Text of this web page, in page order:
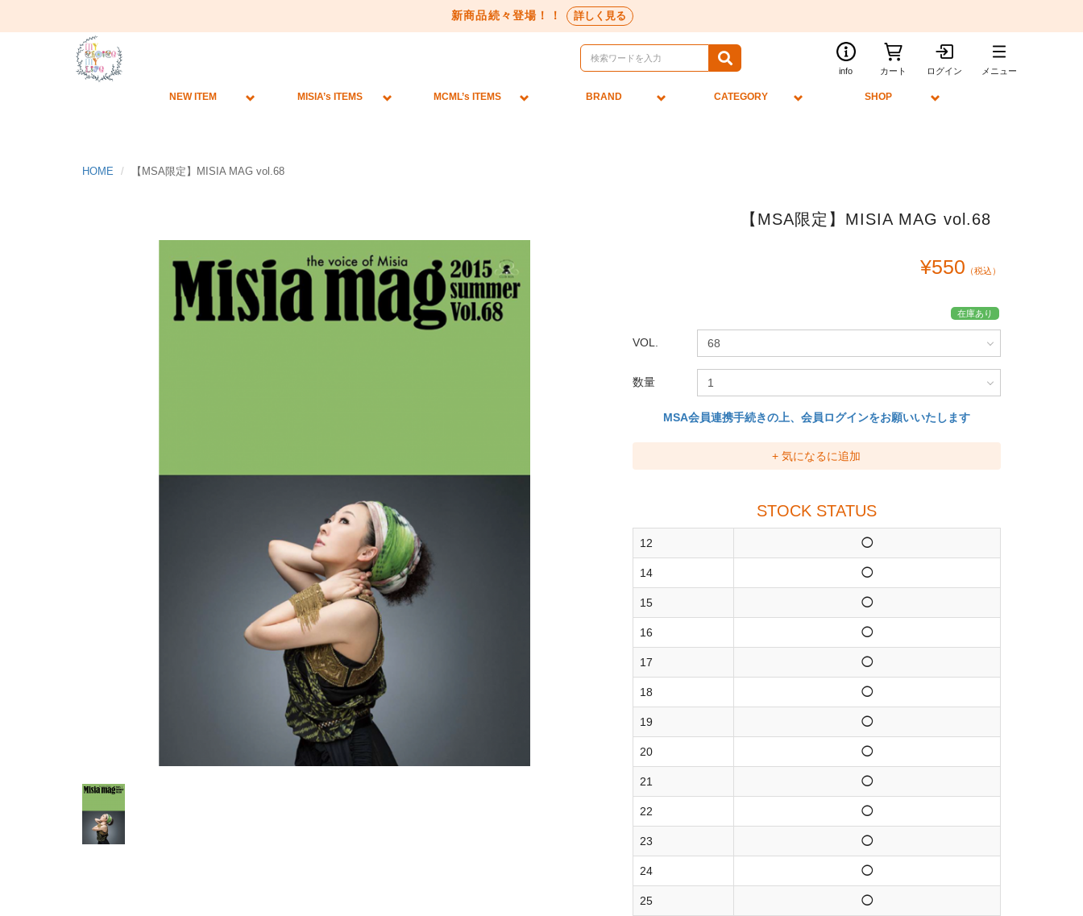
新商品続々登場！！ 詳しく見る
info カート ログイン メニュー
NEW ITEM MISIA’s ITEMS MCML’s ITEMS BRAND CATEGORY SHOP
HOME 【MSA限定】MISIA MAG vol.68
【MSA限定】MISIA MAG vol.68
¥550 （税込）
在庫あり
VOL.
数量
MSA会員連携手続きの上、会員ログインをお願いいたします
+ 気になるに追加
STOCK STATUS
12 ◯
14 ◯
15 ◯
16 ◯
17 ◯
18 ◯
19 ◯
20 ◯
21 ◯
22 ◯
23 ◯
24 ◯
25 ◯